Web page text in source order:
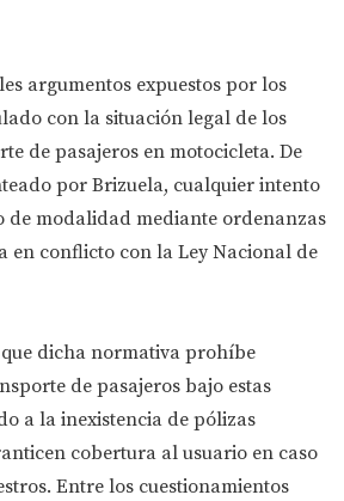
argumentos expuestos por los
con la situación legal de los
de pasajeros en motocicleta. De
por Brizuela, cualquier intento
de modalidad mediante ordenanzas
en conflicto con la Ley Nacional de
dicha normativa prohíbe
de pasajeros bajo estas
a la inexistencia de pólizas
cobertura al usuario en caso
Entre los cuestionamientos